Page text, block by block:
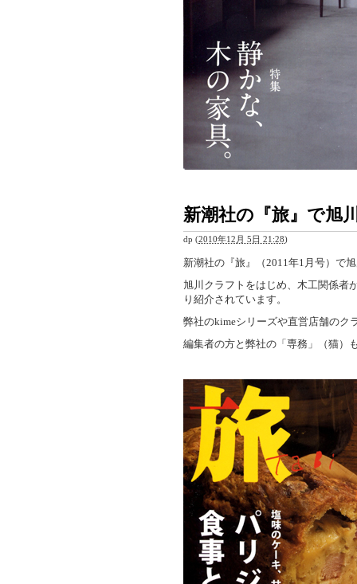
新潮社の『旅』で旭
dp (2010年12月 5日 21:28)
新潮社の『旅』（2011年1月号）で
旭川クラフトをはじめ、木工関係者
り紹介されています。
弊社のkimeシリーズや直営店舗のク
編集者の方と弊社の「専務」（猫）